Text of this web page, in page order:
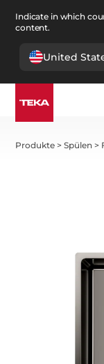
Indicate in which
content.
United
Produkte >Spülen >